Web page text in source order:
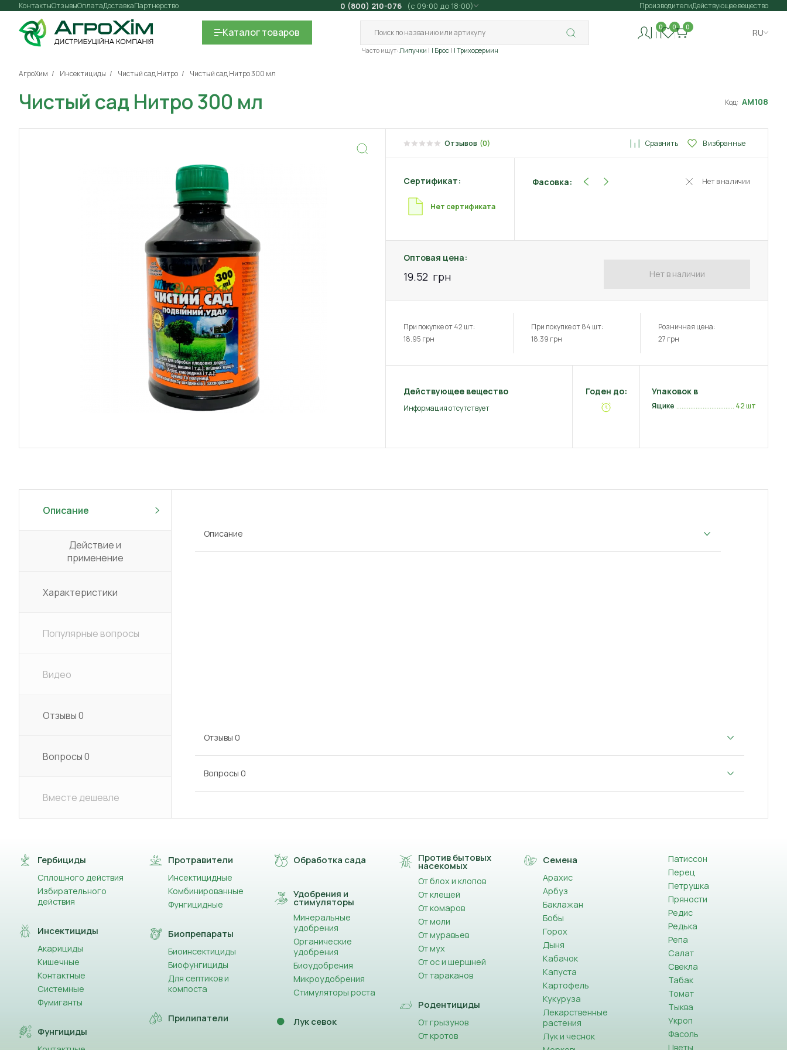
Контакты Оплата
Отзывы ДоставкаПартнерство 0 (800) 210-076 (с 09:00 до 18:00) ПроизводителиДействующее вещество
Каталогтоваров
Часто ищут: Липучки | Брос | Триходермин
0 0 0
RU
АгроХим Инсектициды Чистый сад Нитро Чистый сад Нитро 300 мл
Чистый сад Нитро 300 мл Код: АМ108
Отзывов (0) Сравнить В избранные
Сертификат:
Нет сертификата
Фасовка: Нет в наличии
Оптовая цена:
19.52 грн Нет в наличии
При покупке от 42 шт:
18.95 грн
При покупке от 84 шт:
18.39 грн
Розничная цена:
27 грн
Действующее вещество
Информация отсутствует
Годен до: Упаковок в
Ящике 42 шт
Описание
Действие и
применение
Характеристики
Популярные вопросы
Видео
Отзывы0
Вопросы0
Вместе дешевле
Описание
Отзывы 0
Вопросы 0
Гербициды
Сплошного действия
Избирательного
действия
Инсектициды
Акарициды
Кишечные
Контактные
Системные
Фумиганты
Фунгициды
Протравители
Инсектицидные
Комбинированные
Фунгицидные
Биопрепараты
Биоинсектициды
Биофунгициды
Для септиков и
компоста
Прилипатели
Обработка сада
Удобрения и
стимуляторы
Минеральные
удобрения
Органические
удобрения
Биоудобрения
Микроудобрения
Стимуляторы роста
Лук севок
Против бытовых
насекомых
От блох и клопов
От клещей
От комаров
От моли
От муравьев
От мух
От ос и шершней
От тараканов
Родентициды
От грызунов
От кротов
Семена
Арахис
Арбуз
Баклажан
Бобы
Горох
Дыня
Кабачок
Капуста
Картофель
Кукуруза
Лекарственные
растения
Лук и чеснок
Патиссон
Перец
Петрушка
Пряности
Редис
Редька
Репа
Салат
Свекла
Табак
Томат
Тыква
Укроп
Фасоль
Цветы